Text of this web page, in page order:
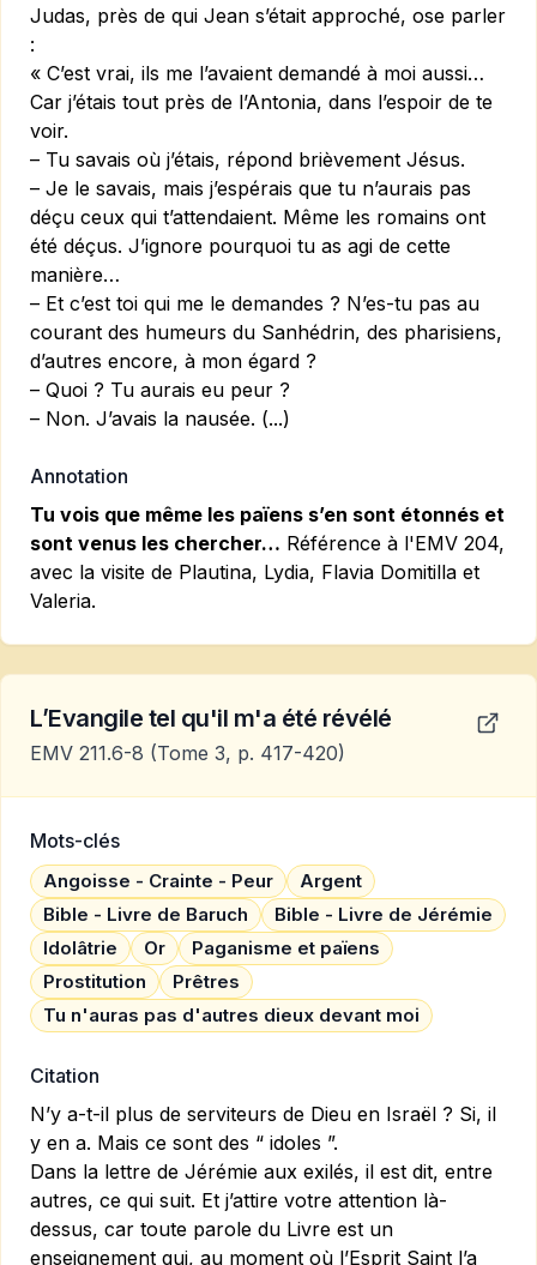
Judas, près de qui Jean s’était approché, ose parler
:
« C’est vrai, ils me l’avaient demandé à moi aussi…
Car j’étais tout près de l’Antonia, dans l’espoir de te
voir.
– Tu savais où j’étais, répond brièvement Jésus.
– Je le savais, mais j’espérais que tu n’aurais pas
déçu ceux qui t’attendaient. Même les romains ont
été déçus. J’ignore pourquoi tu as agi de cette
manière…
– Et c’est toi qui me le demandes ? N’es-tu pas au
courant des humeurs du Sanhédrin, des pharisiens,
d’autres encore, à mon égard ?
– Quoi ? Tu aurais eu peur ?
– Non. J’avais la nausée. (...)
Annotation
Tu vois que même les païens s’en sont étonnés et
sont venus les chercher… Référence à l'EMV 204,
avec la visite de Plautina, Lydia, Flavia Domitilla et
Valeria.
L’Evangile tel qu'il m'a été révélé
EMV 211.6-8 (Tome 3, p. 417-420)
Mots-clés
Angoisse - Crainte - Peur
Argent
Bible - Livre de Baruch
Bible - Livre de Jérémie
Idolâtrie
Or
Paganisme et païens
Prostitution
Prêtres
Tu n'auras pas d'autres dieux devant moi
Citation
N’y a-t-il plus de serviteurs de Dieu en Israël ? Si, il
y en a. Mais ce sont des “ idoles ”.
Dans la lettre de Jérémie aux exilés, il est dit, entre
autres, ce qui suit. Et j’attire votre attention là-
dessus, car toute parole du Livre est un
enseignement qui, au moment où l’Esprit Saint l’a